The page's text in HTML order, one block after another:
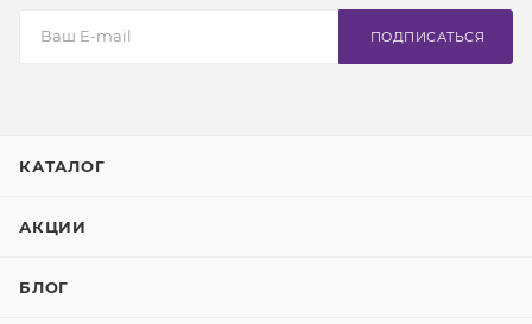
ПОДПИСАТЬСЯ
КАТАЛОГ
АКЦИИ
БЛОГ